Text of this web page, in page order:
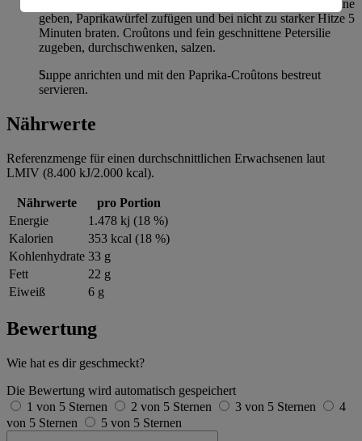
das Fruchtfleisch in kleine Würfel schneiden. Öl in die Pfanne
geben, Paprikawürfel zufügen und bei nicht zu starker Hitze 5
Minuten braten. Croûtons und fein geschnittene Petersilie
zugeben, durchschwenken, salzen.
Suppe anrichten und mit den Paprika-Croûtons bestreut
servieren.
Nährwerte
Referenzmenge für einen durchschnittlichen Erwachsenen laut
LMIV (8.400 kJ/2.000 kcal).
Nährwerte
pro Portion
Energie
1.478 kj (18 %)
Kalorien
353 kcal (18 %)
Kohlenhydrate 33 g
Fett
22 g
Eiweiß
6 g
Bewertung
Wie hat es dir geschmeckt?
Die Bewertung wird automatisch gespeichert
1 von 5 Sternen
2 von 5 Sternen 3 von 5 Sternen
4
von 5 Sternen
5 von 5 Sternen
Informationen zum Herausgeber der Seite findest du
imImpressum